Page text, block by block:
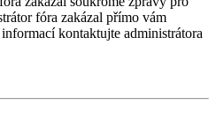
fóra zakázal přímo vám
kontaktujte administrátora